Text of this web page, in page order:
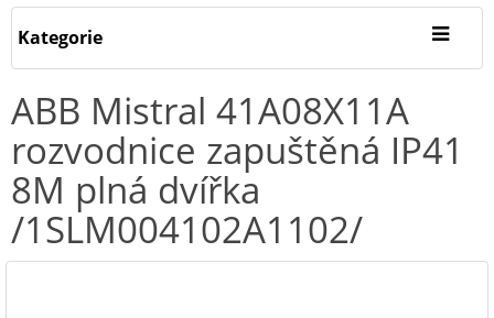
Kategorie
ABB Mistral 41A08X11A
rozvodnice zapuštěná IP41
8M plná dvířka
/1SLM004102A1102/